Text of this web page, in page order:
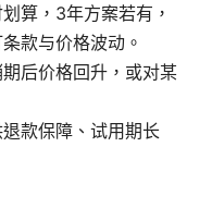
算，3年方案若有，
款与价格波动。
后价格回升，或对某
款保障、试用期长